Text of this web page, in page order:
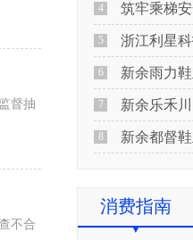
4 筑牢乘梯安全
5 浙江利星科技
6 新余雨力鞋
7 新余乐禾川贸
8 新余都督鞋
消费指南